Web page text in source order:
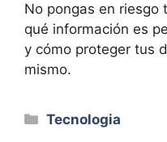
No pongas en riesgo
qué información es
y cómo proteger tus
mismo.
Categorías
Tecnologia